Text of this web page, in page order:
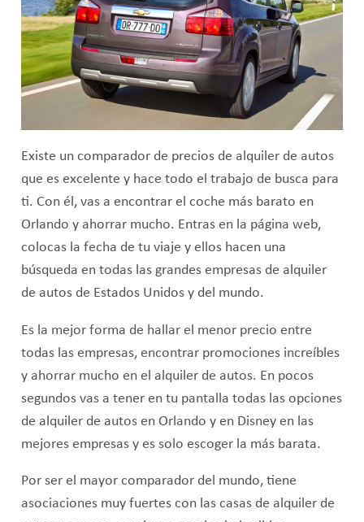
Existe un comparador de precios de alquiler de autos
que es excelente y hace todo el trabajo de busca para
ti. Con él, vas a encontrar el coche más barato en
Orlando y ahorrar mucho. Entras en la página web,
colocas la fecha de tu viaje y ellos hacen una
búsqueda en todas las grandes empresas de alquiler
de autos de Estados Unidos y del mundo.
Es la mejor forma de hallar el menor precio entre
todas las empresas, encontrar promociones increíbles
y ahorrar mucho en el alquiler de autos. En pocos
segundos vas a tener en tu pantalla todas las opciones
de alquiler de autos en Orlando y en Disney en las
mejores empresas y es solo escoger la más barata.
Por ser el mayor comparador del mundo, tiene
asociaciones muy fuertes con las casas de alquiler de